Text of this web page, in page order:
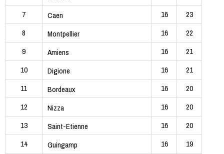
7
Caen 16
23
8
Montpellier 16
22
9
Amiens 16
21
10
Digione 16
21
11
Bordeaux 16
20
12
Nizza 16
20
13
Saint-Etienne 16
20
14
Guingamp 16
19